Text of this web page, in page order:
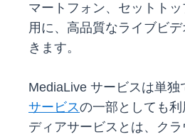
マートフォン、セットト
用に、高品質なライブビ
きます。
MediaLive サービスは単独
サービスの一部としても
ディアサービスとは、ク